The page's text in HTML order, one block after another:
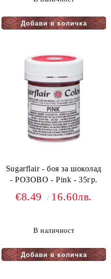
Sugarflair - боя за шоколад
- РОЗОВО - Pink - 35гр.
€8.49 16.60лв.
В наличност